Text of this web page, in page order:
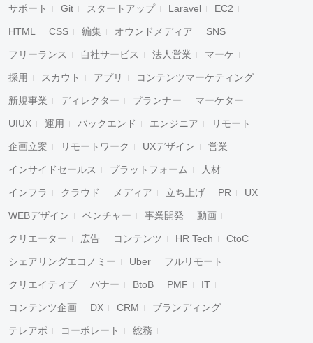
サポート Git スタートアップ Laravel EC2
HTML CSS 編集 オウンドメディア SNS
フリーランス 自社サービス 法人営業 マーケ
採用 スカウト アプリ コンテンツマーケティング
新規事業 ディレクター プランナー マーケター
UIUX 運用 バックエンド エンジニア リモート
企画立案 リモートワーク UXデザイン 営業
インサイドセールス プラットフォーム 人材
インフラ クラウド メディア 立ち上げ PR UX
WEBデザイン ベンチャー 事業開発 動画
クリエーター 広告 コンテンツ HR Tech CtoC
シェアリングエコノミー Uber フルリモート
クリエイティブ バナー BtoB PMF IT
コンテンツ企画 DX CRM ブランディング
テレアポ コーポレート 総務